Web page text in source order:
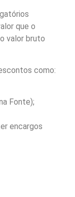
que o
valor bruto
como:
Fonte);
encargos